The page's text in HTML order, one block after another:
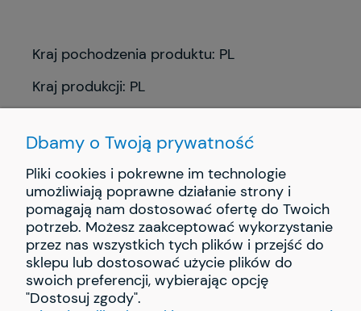
Kraj pochodzenia produktu: PL
Kraj produkcji: PL
INFORMACJE
PŁATNOŚCI I DOSTAWA
O NAS
Dbamy o Twoją prywatność
Pliki cookies i pokrewne im technologie
umożliwiają poprawne działanie strony i
pomagają nam dostosować ofertę do Twoich
potrzeb. Możesz zaakceptować wykorzystanie
przez nas wszystkich tych plików i przejść do
sklepu lub dostosować użycie plików do
swoich preferencji, wybierając opcję
"Dostosuj zgody".